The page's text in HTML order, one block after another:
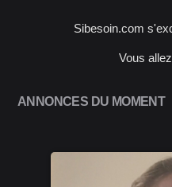
Sibesoin.com
Vous
ANNONCES DU MOMENT